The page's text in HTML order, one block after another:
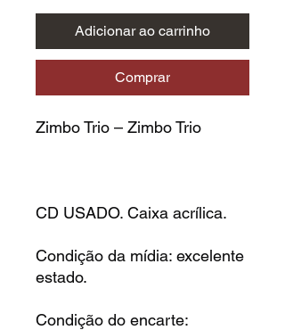
Adicionar ao carrinho
Comprar
Zimbo Trio – Zimbo Trio
CD USADO. Caixa acrílica.
Condição da mídia: excelente
estado.
Condição do encarte: